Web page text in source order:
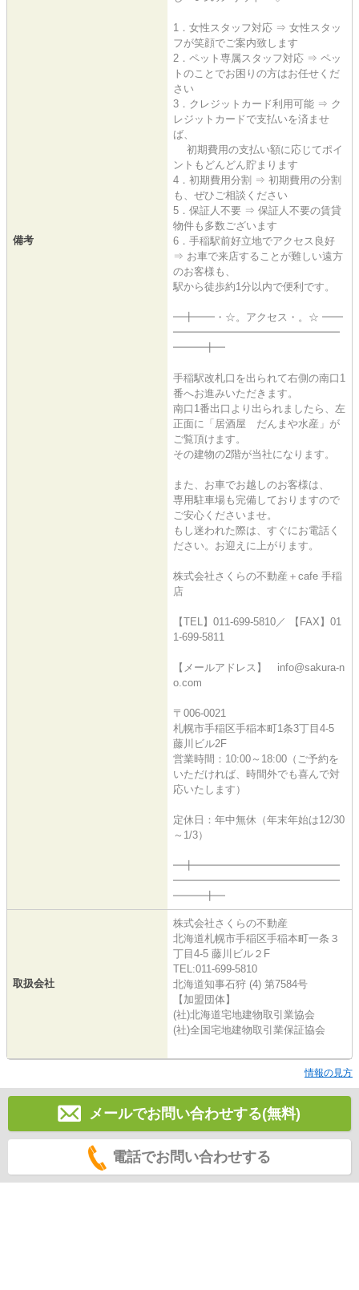
備考
1．女性スタッフ対応 ⇒ 女性スタッ
フが笑顔でご案内致します
2．ペット専属スタッフ対応 ⇒ ペッ
トのことでお困りの方はお任せくだ
さい
3．クレジットカード利用可能 ⇒ ク
レジットカードで支払いを済ませ
ば、
初期費用の支払い額に応じてポイ
ントもどんどん貯まります
4．初期費用分割 ⇒ 初期費用の分割
も、ぜひご相談ください
5．保証人不要 ⇒ 保証人不要の賃貸
物件も多数ございます
6．手稲駅前好立地でアクセス良好
⇒ お車で来店することが難しい遠方
のお客様も、
駅から徒歩約1分以内で便利です。
━╋━━・☆。アクセス・。☆ ━━
━━━━━━━━━━━━━━━━
━━━╋━
手稲駅改札口を出られて右側の南口1
番へお進みいただきます。
南口1番出口より出られましたら、左
正面に「居酒屋 だんまや水産」が
ご覧頂けます。
その建物の2階が当社になります。
また、お車でお越しのお客様は、
専用駐車場も完備しておりますので
ご安心くださいませ。
もし迷われた際は、すぐにお電話く
ださい。お迎えに上がります。
株式会社さくらの不動産＋cafe 手稲
店
【TEL】011-699-5810／ 【FAX】01
1-699-5811
【メールアドレス】 info@sakura-n
o.com
〒006-0021
札幌市手稲区手稲本町1条3丁目4-5
藤川ビル2F
営業時間：10:00～18:00（ご予約を
いただければ、時間外でも喜んで対
応いたします）
定休日：年中無休（年末年始は12/30
～1/3）
━╋━━━━━━━━━━━━━━
━━━━━━━━━━━━━━━━
━━━╋━
取扱会社
株式会社さくらの不動産
北海道札幌市手稲区手稲本町一条３
丁目4-5 藤川ビル２F
TEL:011-699-5810
北海道知事石狩 (4) 第7584号
【加盟団体】
(社)北海道宅地建物取引業協会
(社)全国宅地建物取引業保証協会
情報の見方
メールでお問い合わせする(無料)
電話でお問い合わせする